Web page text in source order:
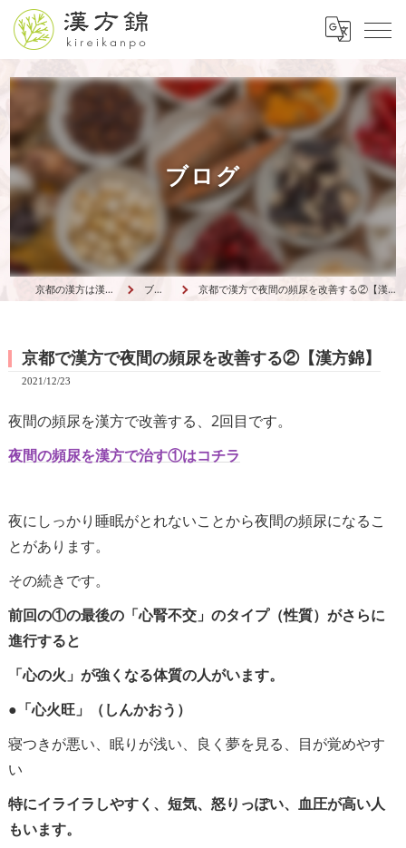
ブログ
京都の漢方は漢方錦 ブログ 京都で漢方で夜間の頻尿を改善する②【漢方錦】
京都で漢方で夜間の頻尿を改善する②【漢方錦】
2021/12/23
夜間の頻尿を漢方で改善する、2回目です。
夜間の頻尿を漢方で治す①はコチラ
夜にしっかり睡眠がとれないことから夜間の頻尿になるこ
とがあります。
その続きです。
前回の①の最後の「心腎不交」のタイプ（性質）がさらに
進行すると
「心の火」が強くなる体質の人がいます。
● 「心火旺」（しんかおう）
寝つきが悪い、眠りが浅い、良く夢を見る、目が覚めやす
い
特にイライラしやすく、短気、怒りっぽい、血圧が高い人
もいます。